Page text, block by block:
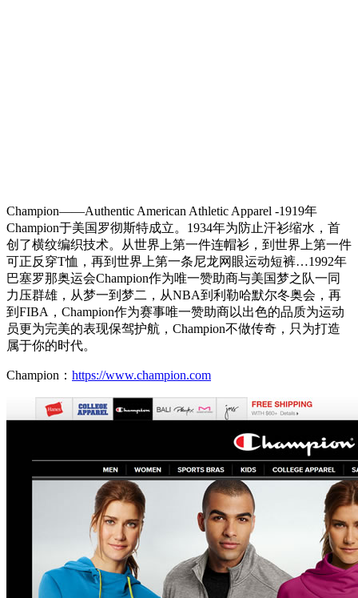
Champion――Authentic American Athletic Apparel -1919年
Champion于美国罗彻斯特成立。1934年为防止汗衫缩水，首
创了横纹编织技术。从世界上第一件连帽衫，到世界上第一件
可正反穿T恤，再到世界上第一条尼龙网眼运动短裤…1992年
巴塞罗那奥运会Champion作为唯一赞助商与美国梦之队一同
力压群雄，从梦一到梦二，从NBA到利勒哈默尔冬奥会，再
到FIBA，Champion作为赛事唯一赞助商以出色的品质为运动
员更为完美的表现保驾护航，Champion不做传奇，只为打造
属于你的时代。
Champion： https://www.champion.com